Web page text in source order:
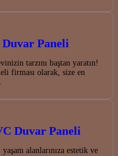
Paneli
tarzını baştan yaratın!
firması olarak, size en
Duvar Paneli
alanlarınıza estetik ve